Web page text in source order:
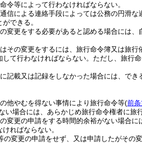
令等によって行わなければならない。
信による連絡手段によっては公務の円滑
できる。
変更をする必要があると認める場合には、
その変更をするには、旅行命令簿又は旅行
て行わなければならない。 ただし、旅行
記載又は記録をしなかった場合には、でき
他やむを得ない事情により旅行命令等(前
い場合には、あらかじめ旅行命令権者に旅
変更の申請をする時間的余裕がない場合
ればならない。
の変更の申請をせず、又は申請したがその